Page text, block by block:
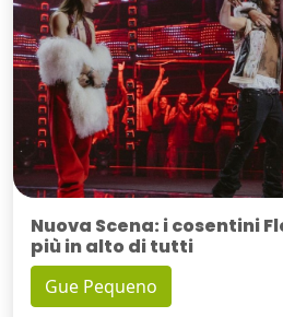
Nuova Scena: i cosentini
più in alto di tutti
Gue Pequeno